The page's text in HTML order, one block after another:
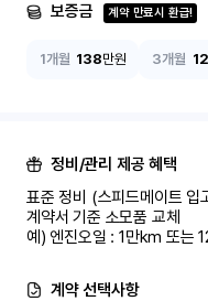
보증금 계약 만료시 환급!
1개월 138만원 3개월
정비/관리 제공 혜택
표준 정비 (스피드메이트 입
계약서 기준 소모품 교체
예) 엔진오일 : 1만km 또는
계약 선택사항